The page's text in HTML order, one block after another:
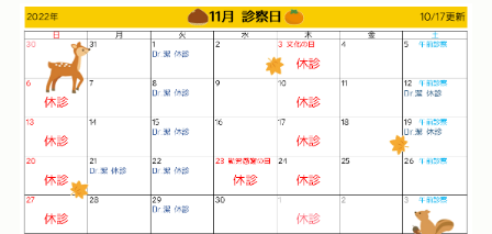
院内紹介
アクセス